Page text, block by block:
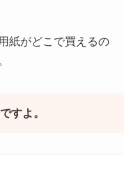
紙がどこで買えるの
すよ。